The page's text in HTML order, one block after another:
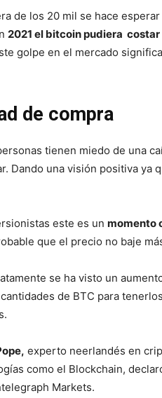
de los 20 mil se hace
2021 el bitcoin pudiera
golpe en el mercado
de compra
tienen miedo de una
Dando una visión positiva ya
este es un momento
que el precio no baje
se ha visto un
de BTC para
experto neerlandés en
como el Blockchain,
Markets.